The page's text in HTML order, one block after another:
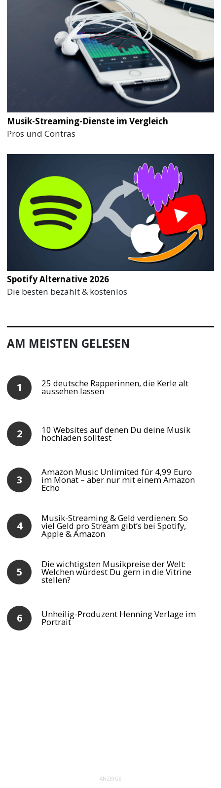
Musik-Streaming-Dienste im Vergleich
Pros und Contras
Spotify Alternative 2026
Die besten bezahlt & kostenlos
AM MEISTEN GELESEN
25 deutsche Rapperinnen, die Kerle alt
aussehen lassen
10 Websites auf denen Du deine Musik
hochladen solltest
Amazon Music Unlimited für 4,99 Euro
im Monat – aber nur mit einem Amazon
Echo
Musik-Streaming & Geld verdienen: So
viel Geld pro Stream gibt’s bei Spotify,
Apple & Amazon
Die wichtigsten Musikpreise der Welt:
Welchen würdest Du gern in die Vitrine
stellen?
Unheilig-Produzent Henning Verlage im
Portrait
ANZEIGE